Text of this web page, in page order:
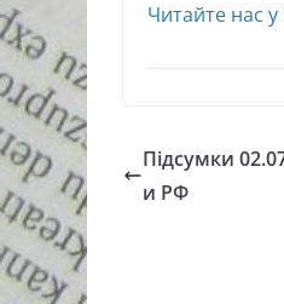
Читайте нас
Підсумки
и РФ